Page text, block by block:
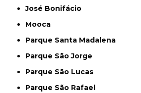
José Bonifácio
Mooca
Parque Santa Madalena
Parque São Jorge
Parque São Lucas
Parque São Rafael